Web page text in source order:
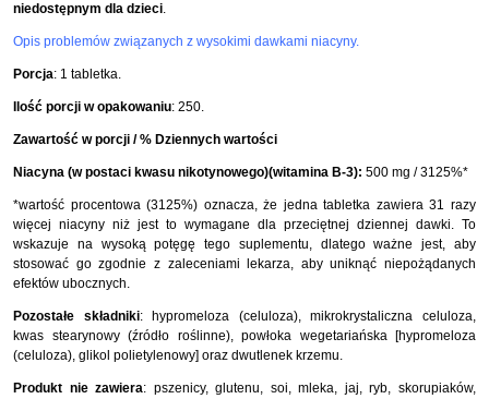
niedostępnym dla dzieci.
Opis problemów związanych z wysokimi dawkami niacyny.
Porcja: 1 tabletka.
Ilość porcji w opakowaniu: 250.
Zawartość w porcji / % Dziennych wartości
Niacyna (w postaci kwasu nikotynowego)(witamina B-3): 500 mg / 3125%*
*wartość procentowa (3125%) oznacza, że jedna tabletka zawiera 31 razy
więcej niacyny niż jest to wymagane dla przeciętnej dziennej dawki. To
wskazuje na wysoką potęgę tego suplementu, dlatego ważne jest, aby
stosować go zgodnie z zaleceniami lekarza, aby uniknąć niepożądanych
efektów ubocznych.
Pozostałe składniki: hypromeloza (celuloza), mikrokrystaliczna celuloza,
kwas stearynowy (źródło roślinne), powłoka wegetariańska [hypromeloza
(celuloza), glikol polietylenowy] oraz dwutlenek krzemu.
Produkt nie zawiera: pszenicy, glutenu, soi, mleka, jaj, ryb, skorupiaków,